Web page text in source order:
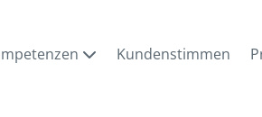
Kundenstimmen